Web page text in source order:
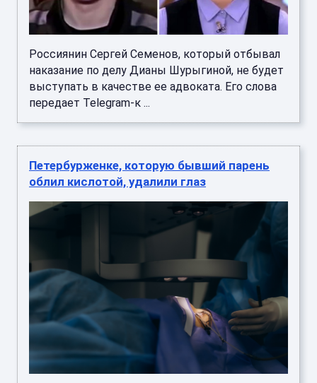
Россиянин Сергей Семенов, который отбывал
наказание по делу Дианы Шурыгиной, не будет
выступать в качестве ее адвоката. Его слова
передает Telegram-к ...
Петербурженке, которую бывший парень
облил кислотой, удалили глаз